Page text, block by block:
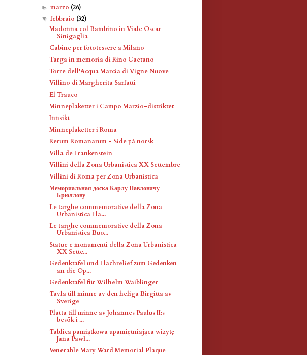
►marzo (26)
▼febbraio (32)
Madonna col Bambino in Viale Oscar
Sinigaglia
Cabine per fototessere a Milano
Targa in memoria di Rino Gaetano
Torre dell'Acqua Marcia di Vigne Nuove
Villino di Margherita Sarfatti
El Trauco
Minneplaketter i Campo Marzio-distriktet
Innsikt
Minneplaketter i Roma
Rerum Romanarum - Side på norsk
Villa de Frankenstein
Villini della Zona Urbanistica XX Settembre
Villini di Roma per Zona Urbanistica
Мемориальная доска Карлу Павловичу
Брюллову
Le targhe commemorative della Zona
Urbanistica Fla...
Le targhe commemorative della Zona
Urbanistica Buo...
Statue e monumenti della Zona Urbanistica
XX Sette...
Gedenktafel und Flachrelief zum Gedenken
an die Op...
Gedenktafel für Wilhelm Waiblinger
Tavla till minne av den heliga Birgitta av
Sverige
Platta till minne av Johannes Paulus II:s
besök i ...
Tablica pamiątkowa upamiętniająca wizytę
Jana Pawł...
Venerable Mary Ward Memorial Plaque